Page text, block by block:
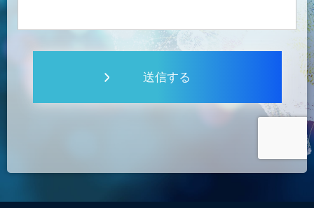
送信する